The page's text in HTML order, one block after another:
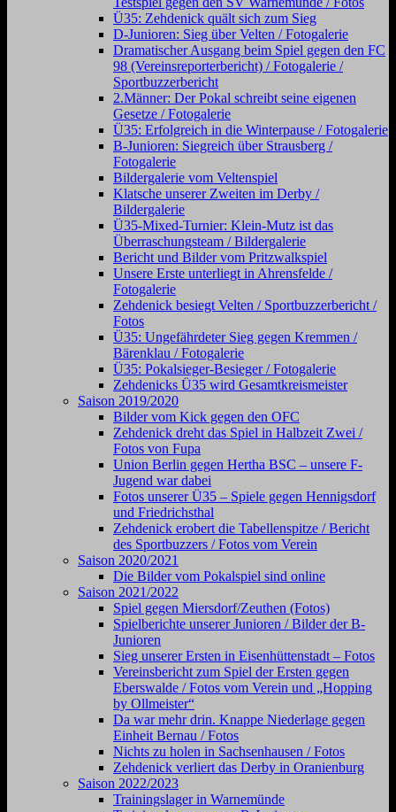
Ü35: Zehdenick quält sich zum Sieg
D-Junioren: Sieg über Velten / Fotogalerie
Dramatischer Ausgang beim Spiel gegen den FC
98 (Vereinsreporterbericht) / Fotogalerie /
Sportbuzzerbericht
2.Männer: Der Pokal schreibt seine eigenen
Gesetze / Fotogalerie
Ü35: Erfolgreich in die Winterpause / Fotogalerie
B-Junioren: Siegreich über Strausberg /
Fotogalerie
Bildergalerie vom Veltenspiel
Klatsche unserer Zweiten im Derby /
Bildergalerie
Ü35-Mixed-Turnier: Klein-Mutz ist das
Überraschungsteam / Bildergalerie
Bericht und Bilder vom Pritzwalkspiel
Unsere Erste unterliegt in Ahrensfelde /
Fotogalerie
Zehdenick besiegt Velten / Sportbuzzerbericht /
Fotos
Ü35: Ungefährdeter Sieg gegen Kremmen /
Bärenklau / Fotogalerie
Ü35: Pokalsieger-Besieger / Fotogalerie
Zehdenicks Ü35 wird Gesamtkreismeister
Saison 2019/2020
Bilder vom Kick gegen den OFC
Zehdenick dreht das Spiel in Halbzeit Zwei /
Fotos von Fupa
Union Berlin gegen Hertha BSC – unsere F-
Jugend war dabei
Fotos unserer Ü35 – Spiele gegen Hennigsdorf
und Friedrichsthal
Zehdenick erobert die Tabellenspitze / Bericht
des Sportbuzzers / Fotos vom Verein
Saison 2020/2021
Die Bilder vom Pokalspiel sind online
Saison 2021/2022
Spiel gegen Miersdorf/Zeuthen (Fotos)
Spielberichte unserer Junioren / Bilder der B-
Junioren
Sieg unserer Ersten in Eisenhüttenstadt – Fotos
Vereinsbericht zum Spiel der Ersten gegen
Eberswalde / Fotos vom Verein und „Hopping
by Ollmeister“
Da war mehr drin. Knappe Niederlage gegen
Einheit Bernau / Fotos
Nichts zu holen in Sachsenhausen / Fotos
Zehdenick verliert das Derby in Oranienburg
Saison 2022/2023
Trainingslager in Warnemünde